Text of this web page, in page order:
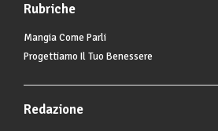
Rubriche
Mangia Come Parli
Progettiamo Il Tuo Benessere
Redazione